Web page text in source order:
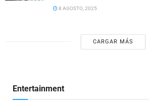
8 AGOSTO, 2025
CARGAR MÁS
Entertainment